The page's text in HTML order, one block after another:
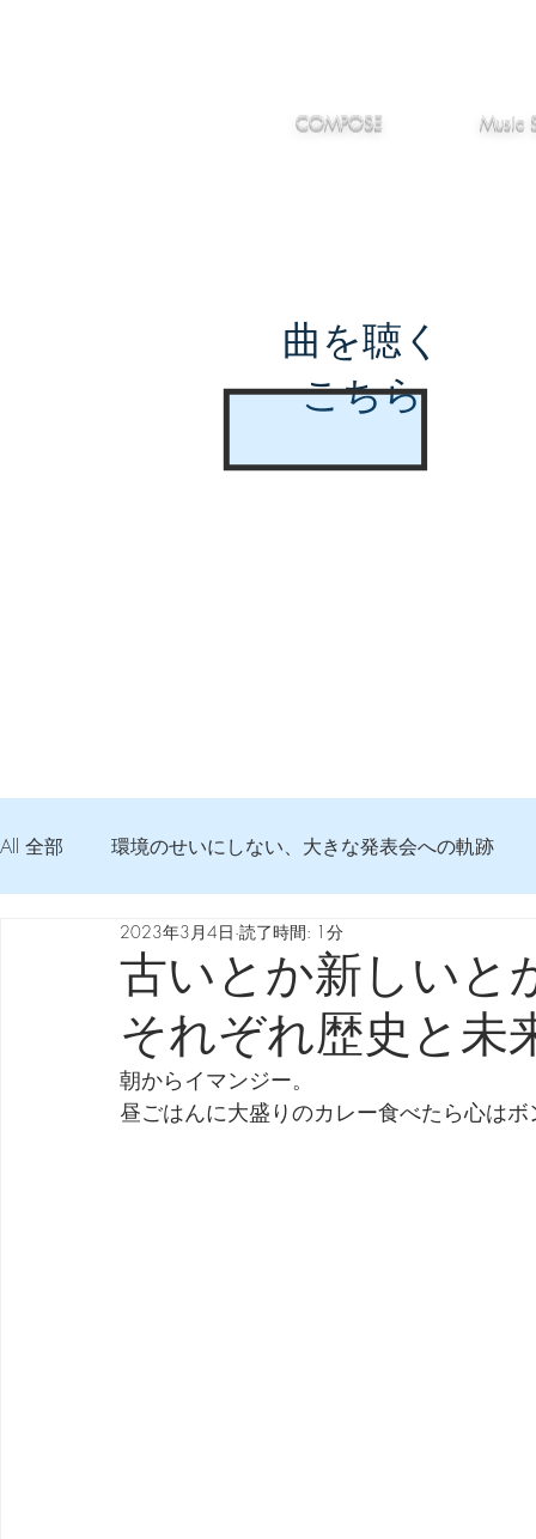
COMPOSE Music
曲を聴く
こちら
All 全部 環境のせいにしない、大きな発表会への軌跡
弦交換の記録 DTM 始める 知っておきたいコト
Imanjy Studio 使われているモノ 食べんじーの美味
古いとか新しいと
それぞれ歴史と未
2023年3月4日 読了時間: 1分
朝からイマンジー。
昼ごはんに大盛りのカレー食べたら心はボ